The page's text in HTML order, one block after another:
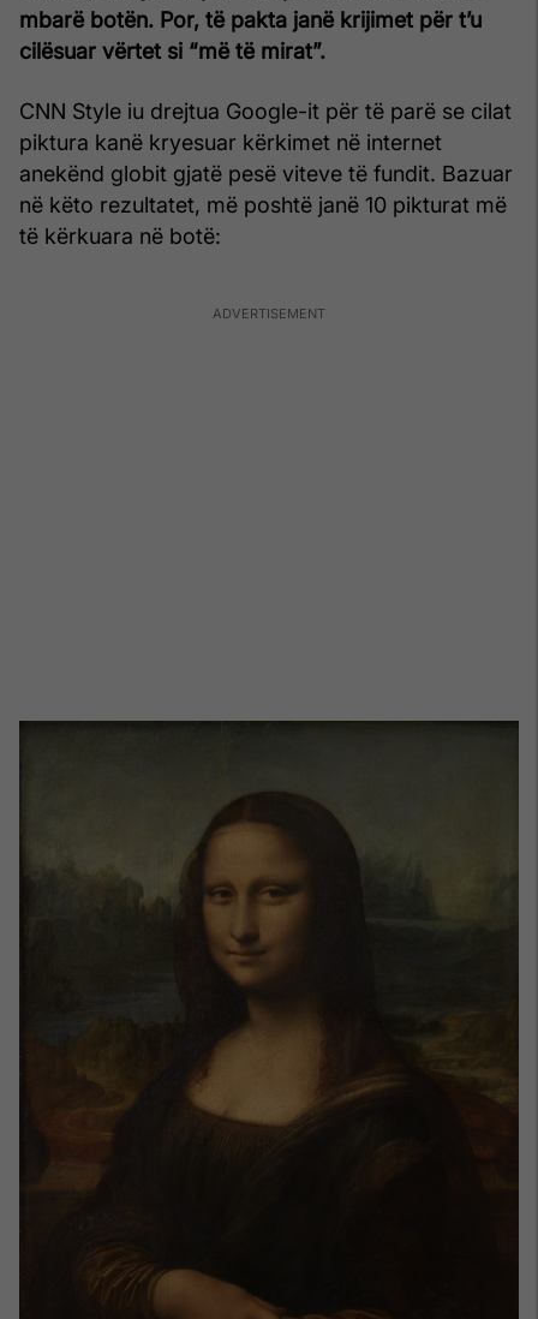
mbarë botën. Por, të pakta janë krijimet për t’u
cilësuar vërtet si “më të mirat”.
CNN Style iu drejtua Google-it për të parë se cilat
piktura kanë kryesuar kërkimet në internet
anekënd globit gjatë pesë viteve të fundit. Bazuar
në këto rezultatet, më poshtë janë 10 pikturat më
të kërkuara në botë: